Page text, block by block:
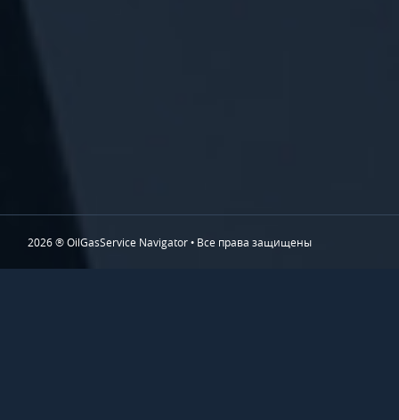
2026 ® OilGasService Navigator • Все права защищены